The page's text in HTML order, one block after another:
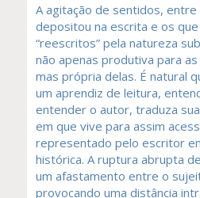
A agitação de sentidos,
depositou na escrita e os
“reescritos” pela natureza
não apenas produtiva para
mas própria delas. É natural
um aprendiz de leitura,
entender o autor, traduza
em que vive para assim
representado pelo escritor
histórica. A ruptura abrupta
um afastamento entre o
provocando uma distância